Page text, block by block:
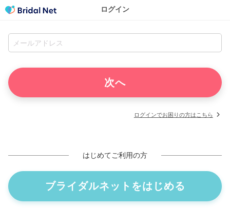
ログイン
ログインでお困りの方はこちら
はじめてご利用の方
ブライダルネットをはじめる